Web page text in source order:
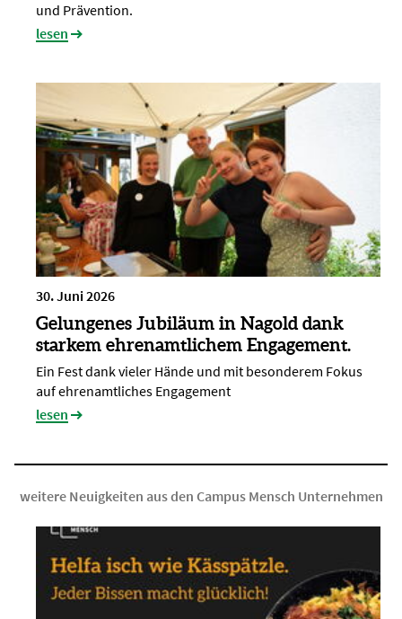
und Prävention.
lesen
30. Juni 2026
Gelungenes Jubiläum in Nagold dank
starkem ehrenamtlichem Engagement.
Ein Fest dank vieler Hände und mit besonderem Fokus
auf ehrenamtliches Engagement
lesen
weitere Neuigkeiten aus den Campus Mensch Unternehmen